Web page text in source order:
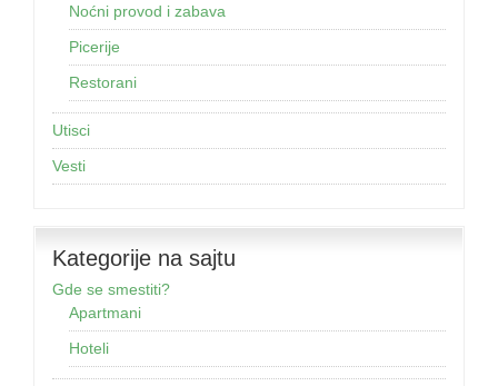
Noćni provod i zabava
Picerije
Restorani
Utisci
Vesti
Kategorije na sajtu
Gde se smestiti?
Apartmani
Hoteli